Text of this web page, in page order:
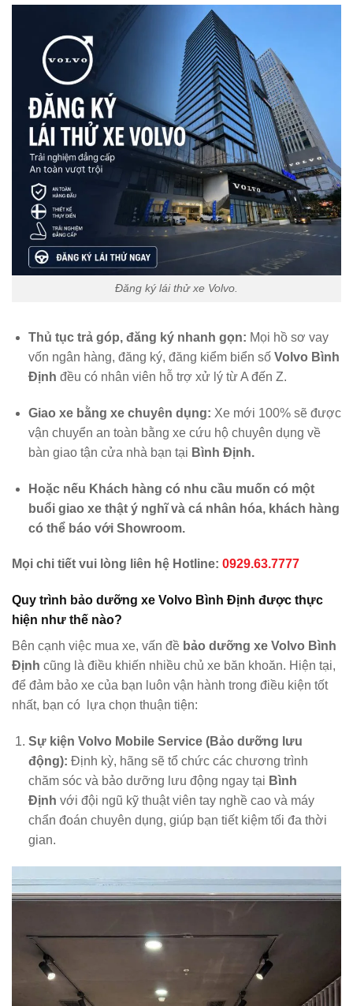
Đăng ký lái thử xe Volvo.
Thủ tục trả góp, đăng ký nhanh gọn: Mọi hồ sơ vay
vốn ngân hàng, đăng ký, đăng kiểm biển số Volvo Bình
Định đều có nhân viên hỗ trợ xử lý từ A đến Z.
Giao xe bằng xe chuyên dụng: Xe mới 100% sẽ được
vận chuyển an toàn bằng xe cứu hộ chuyên dụng về
bàn giao tận cửa nhà bạn tại Bình Định.
Hoặc nếu Khách hàng có nhu cầu muốn có một
buổi giao xe thật ý nghĩ và cá nhân hóa, khách hàng
có thể báo với Showroom.
Mọi chi tiết vui lòng liên hệ Hotline: 0929.63.7777
Quy trình bảo dưỡng xe Volvo Bình Định được thực
hiện như thế nào?
Bên cạnh việc mua xe, vấn đề bảo dưỡng xe Volvo Bình
Định cũng là điều khiến nhiều chủ xe băn khoăn. Hiện tại,
để đảm bảo xe của bạn luôn vận hành trong điều kiện tốt
nhất, bạn có lựa chọn thuận tiện:
Sự kiện Volvo Mobile Service(Bảo dưỡng lưu
động): Định kỳ, hãng sẽ tổ chức các chương trình
chăm sóc và bảo dưỡng lưu động ngay tại Bình
Định với đội ngũ kỹ thuật viên tay nghề cao và máy
chẩn đoán chuyên dụng, giúp bạn tiết kiệm tối đa thời
gian.